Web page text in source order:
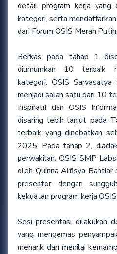
detail program kerja yang
kategori, serta
dari Forum OSIS Merah Putih.
Berkas pada tahap 1
diumumkan 10 terbaik
kategori, OSIS Sarvasatya
menjadi salah satu dari 10
Inspiratif dan OSIS
disaring lebih lanjut pada
terbaik yang dinobatkan
2025. Pada tahap 2,
perwakilan. OSIS SMP
oleh Quinna Alfisya Bahtiar
presentor dengan
kekuatan program kerja
Sesi presentasi dilakukan
yang mengemas
menarik dan menilai